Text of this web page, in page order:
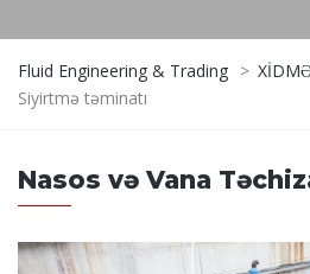
Fluid Engineering & Trading >
Siyirtmə təminatı
Nasos və Vana